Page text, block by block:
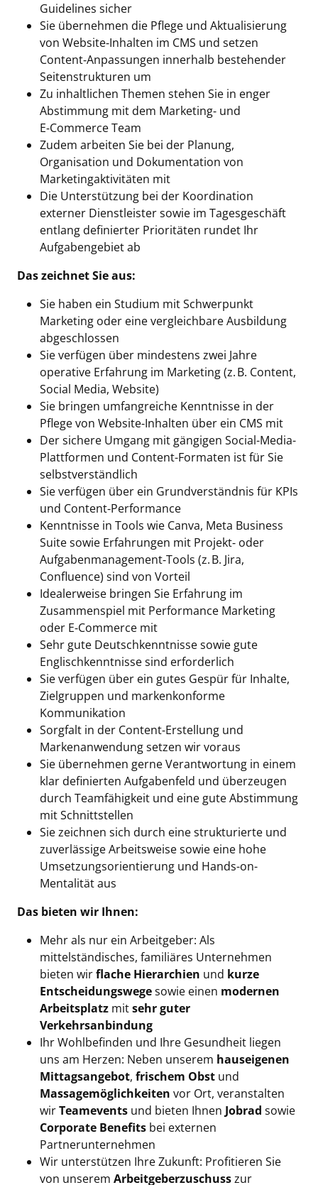
Guidelines sicher
Sie übernehmen die Pflege und Aktualisierung
von Website‑Inhalten im CMS und setzen
Content‑Anpassungen innerhalb bestehender
Seitenstrukturen um
Zu inhaltlichen Themen stehen Sie in enger
Abstimmung mit dem Marketing‑ und
E‑Commerce Team
Zudem arbeiten Sie bei der Planung,
Organisation und Dokumentation von
Marketingaktivitäten mit
Die Unterstützung bei der Koordination
externer Dienstleister sowie im Tagesgeschäft
entlang definierter Prioritäten rundet Ihr
Aufgabengebiet ab
Das zeichnet Sie aus:
Sie haben ein Studium mit Schwerpunkt
Marketing oder eine vergleichbare Ausbildung
abgeschlossen
Sie verfügen über mindestens zwei Jahre
operative Erfahrung im Marketing (z. B. Content,
Social Media, Website)
Sie bringen umfangreiche Kenntnisse in der
Pflege von Website‑Inhalten über ein CMS mit
Der sichere Umgang mit gängigen Social-Media-
Plattformen und Content-Formaten ist für Sie
selbstverständlich
Sie verfügen über ein Grundverständnis für KPIs
und Content‑Performance
Kenntnisse in Tools wie Canva, Meta Business
Suite sowie Erfahrungen mit Projekt‑ oder
Aufgabenmanagement‑Tools (z. B. Jira,
Confluence) sind von Vorteil
Idealerweise bringen Sie Erfahrung im
Zusammenspiel mit Performance Marketing
oder E‑Commerce mit
Sehr gute Deutschkenntnisse sowie gute
Englischkenntnisse sind erforderlich
Sie verfügen über ein gutes Gespür für Inhalte,
Zielgruppen und markenkonforme
Kommunikation
Sorgfalt in der Content‑Erstellung und
Markenanwendung setzen wir voraus
Sie übernehmen gerne Verantwortung in einem
klar definierten Aufgabenfeld und überzeugen
durch Teamfähigkeit und eine gute Abstimmung
mit Schnittstellen
Sie zeichnen sich durch eine strukturierte und
zuverlässige Arbeitsweise sowie eine hohe
Umsetzungsorientierung und Hands-on-
Mentalität aus
Das bieten wir Ihnen:
Mehr als nur ein Arbeitgeber: Als
mittelständisches, familiäres Unternehmen
bieten wirflache Hierarchien und kurze
Entscheidungswegesowie einen modernen
Arbeitsplatz mitsehr guter
Verkehrsanbindung
Ihr Wohlbefinden und Ihre Gesundheit liegen
uns am Herzen: Neben unserem hauseigenen
Mittagsangebot, frischem Obst und
Massagemöglichkeiten vor Ort, veranstalten
wirTeamevents und bieten Ihnen Jobrad sowie
Corporate Benefits bei externen
Partnerunternehmen
Wir unterstützen Ihre Zukunft: Profitieren Sie
von unserem Arbeitgeberzuschusszur